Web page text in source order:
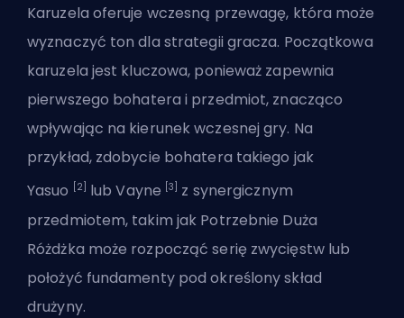
Karuzela oferuje wczesną przewagę, która może
wyznaczyć ton dla strategii gracza. Początkowa
karuzela jest kluczowa, ponieważ zapewnia
pierwszego bohatera i przedmiot, znacząco
wpływając na kierunek wczesnej gry. Na
przykład, zdobycie bohatera takiego jak
Yasuo
[2] lub Vayne [3]
z synergicznym
przedmiotem, takim jak Potrzebnie Duża
Różdżka może rozpocząć serię zwycięstw lub
położyć fundamenty pod określony skład
drużyny.